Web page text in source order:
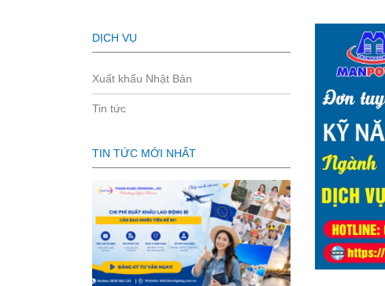
DỊCH VỤ
Xuất khẩu Nhật Bản
Tin tức
TIN TỨC MỚI NHẤT